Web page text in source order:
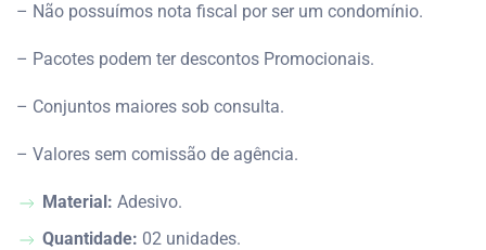
– Não possuímos nota fiscal por ser um condomínio.
– Pacotes podem ter descontos Promocionais.
– Conjuntos maiores sob consulta.
– Valores sem comissão de agência.
Material: Adesivo.
Quantidade: 02 unidades.